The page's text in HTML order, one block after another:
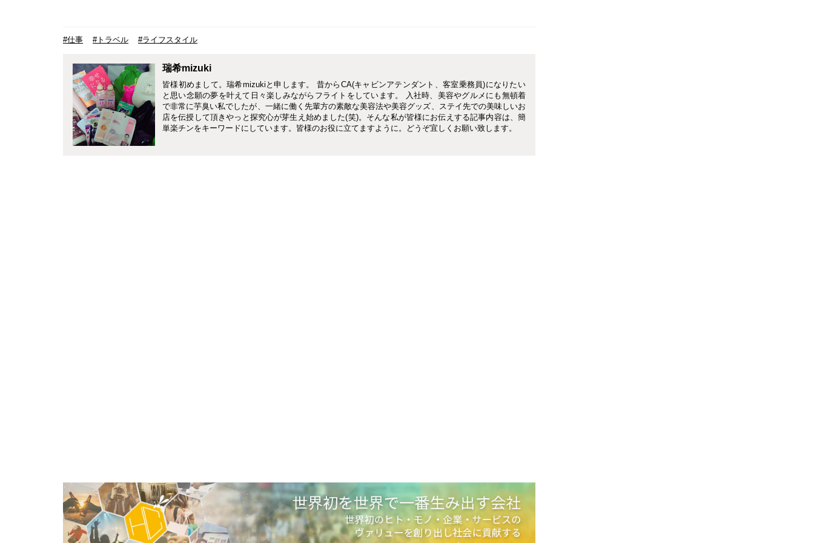
#仕事 #トラベル #ライフスタイル
瑞希mizuki
皆様初めまして。瑞希mizukiと申します。 昔からCA(キャビンアテンダント、客室乗務員)になりたい
と思い念願の夢を叶えて日々楽しみながらフライトをしています。 入社時、美容やグルメにも無頓着
で非常に芋臭い私でしたが、一緒に働く先輩方の素敵な美容法や美容グッズ、ステイ先での美味しいお
店を伝授して頂きやっと探究心が芽生え始めました(笑)。そんな私が皆様にお伝えする記事内容は、簡
単楽チンをキーワードにしています。皆様のお役に立てますように。どうぞ宜しくお願い致します。